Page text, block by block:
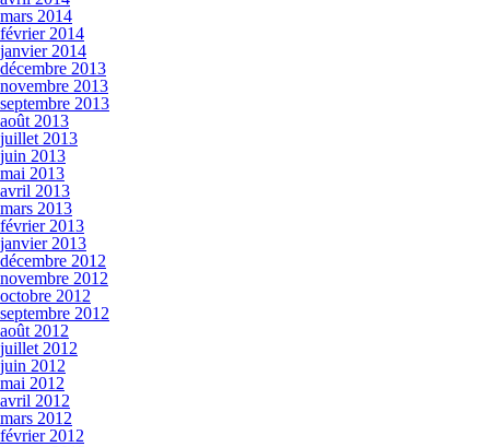
mars 2014
février 2014
janvier 2014
décembre 2013
novembre 2013
septembre 2013
août 2013
juillet 2013
juin 2013
mai 2013
avril 2013
mars 2013
février 2013
janvier 2013
décembre 2012
novembre 2012
octobre 2012
septembre 2012
août 2012
juillet 2012
juin 2012
mai 2012
avril 2012
mars 2012
février 2012